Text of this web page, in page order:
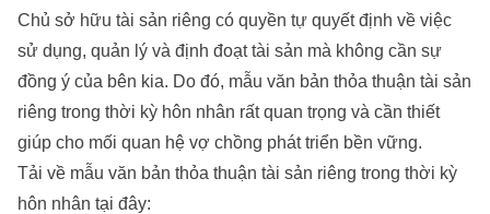
Chủ sở hữu tài sản riêng có quyền tự quyết định về việc
sử dụng, quản lý và định đoạt tài sản mà không cần sự
đồng ý của bên kia. Do đó, mẫu văn bản thỏa thuận tài sản
riêng trong thời kỳ hôn nhân rất quan trọng và cần thiết
giúp cho mối quan hệ vợ chồng phát triển bền vững.
Tải về mẫu văn bản thỏa thuận tài sản riêng trong thời kỳ
hôn nhân tại đây: